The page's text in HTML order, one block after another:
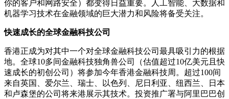
你的客户和网路安全）都变得日益重要。人工智能、大数据和
机器学习技术在金融领域的巨大潜力和风险将备受关注。
快速成长的全球金融科技公司
香港正成为对其中一个对全球金融科技公司最具吸引力的根据
地。全球10多间金融科技独角兽公司（估值超过10亿美元且快
速成长的初创公司）将参加今年香港金融科技周。超过100间
来自英国、爱尔兰、瑞士、以色列、尼日利亚、纽西兰、日本
和卢森堡的公司将来港展示其技术。投资推广署与阿里巴巴创